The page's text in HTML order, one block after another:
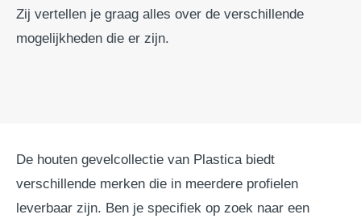
Zij vertellen je graag alles over de verschillende
mogelijkheden die er zijn.
De houten gevelcollectie van Plastica biedt
verschillende merken die in meerdere profielen
leverbaar zijn. Ben je specifiek op zoek naar een